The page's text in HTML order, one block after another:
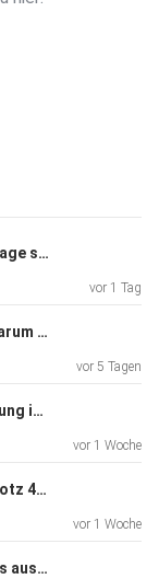
#255 450.000 € werden 2,1 Mio.: Lage schlägt Mietrendite | Insights von Daniel Kleinert
vor 1 Tag
#254 7,5 Stunden bis zum Kauf: warum Vertrauen skaliert | Insights von Alexander Schmid
vor 5 Tagen
#253 17.500 Euro mehr Abschreibung im Jahr | Insights von Steuerfabi & DIMBEG
vor 1 Woche
#252 Faktor 8,5 Deal abgelehnt trotz 465 Einheiten | Insights von Helge König
vor 1 Woche
#251 Mit fast 500 Wohnungen raus aus dem Konzern | Insights von Helge König